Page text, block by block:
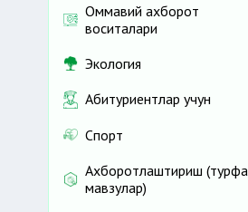
Оммавий ахборот
воситалари
Экология
Абитуриентлар учун
Спорт
Ахборотлаштириш (турфа
мавзулар)